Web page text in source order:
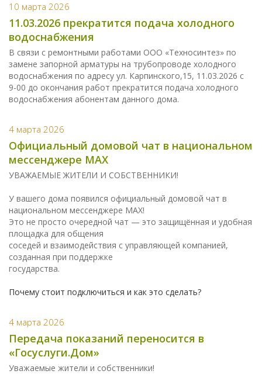
10 марта 2026
11.03.2026 прекратится подача холодного
водоснабжения
В связи с ремонтными работами ООО «Техносинтез» по
замене запорной арматуры на трубопроводе холодного
водоснабжения по адресу ул. Карпинского,15, 11.03.2026 с
9-00 до окончания работ прекратится подача холодного
водоснабжения абонентам данного дома.
4 марта 2026
Официальный домовой чат в национальном
мессенджере МАХ
УВАЖАЕМЫЕ ЖИТЕЛИ И СОБСТВЕННИКИ!
У вашего дома появился официальный домовой чат в
национальном мессенджере МАХ!
Это не просто очередной чат — это защищённая и удобная
площадка для общения
соседей и взаимодействия с управляющей компанией,
созданная при поддержке
государства.
Почему стоит подключиться и как это сделать?
4 марта 2026
Передача показаний переносится в
«Госуслуги.Дом»
Уважаемые жители и собственники!